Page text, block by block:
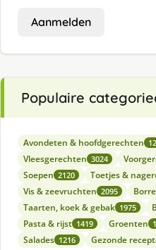
Aanmelden
Populaire
Avondeten & hoofdgerechten
Vleesgerechten 3024
Soepen 2120 Toetjes &
Vis & zeevruchten 2095
Taarten, koek & gebak 1975
Pasta & rijst 1419 Groenten
Salades 1216 Gezonde